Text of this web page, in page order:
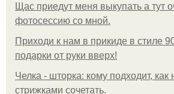
Щас приедут меня выкупать а тут
фотосессию со мной.
Приходи к нам в прикиде в стиле
подарки от руки вверх!
Челка - шторка: кому подходит, как
стрижками сочетать.